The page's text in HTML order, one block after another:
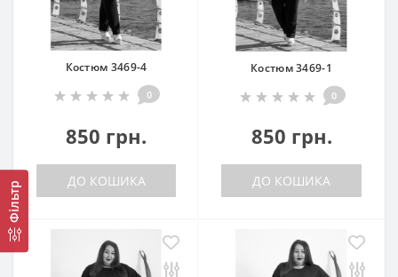
Фільтр
Костюм 3469-4
0
850 грн.
ДО КОШИКА
Костюм 3469-1
0
850 грн.
ДО КОШИКА